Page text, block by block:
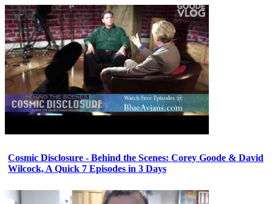
Cosmic Disclosure - Behind the Scenes: Corey Goode & David
Wilcock, A Quick 7 Episodes in 3 Days